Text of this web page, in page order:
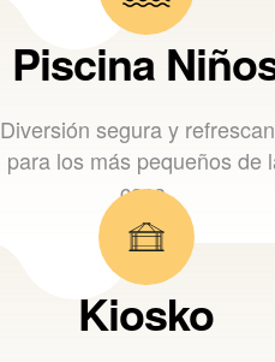
Piscina
Diversión segura y
para los más pequeños de
casa.
Kiosko